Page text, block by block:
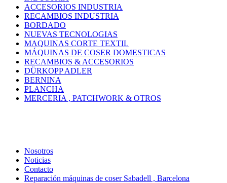
ACCESORIOS INDUSTRIA
RECAMBIOS INDUSTRIA
BORDADO
NUEVAS TECNOLOGIAS
MAQUINAS CORTE TEXTIL
MÁQUINAS DE COSER DOMESTICAS
RECAMBIOS & ACCESORIOS
DÜRKOPP ADLER
BERNINA
PLANCHA
MERCERIA , PATCHWORK & OTROS
Nosotros
Noticias
Contacto
Reparación máquinas de coser Sabadell , Barcelona